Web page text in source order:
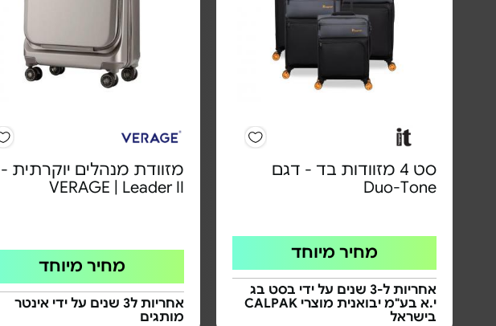
סט 4 מזוודות בד - דגם
Duo-Tone
מחיר מיוחד
אחריות ל-3 שנים על ידי בסט בג
י.א בע"מ יבואנית מוצרי CALPAK
בישראל
מזוודת מנהלים יוקרתית -
VERAGE | Leader II
מחיר מיוחד
אחריות ל3 שנים על ידי אינטר
מותגים